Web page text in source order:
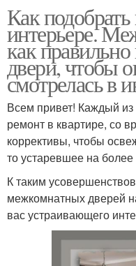
Как подобрать
интерьере.
как правильно
двери, чтобы
смотрелась в
Всем привет! Каждый
ремонт в квартире, со
коррективы, чтобы
то устаревшее на
К таким
межкомнатных дверей
вас устраивающего